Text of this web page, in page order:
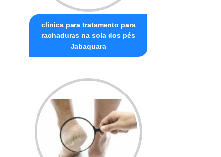
clínica para tratamento para
rachaduras na sola dos pés
Jabaquara